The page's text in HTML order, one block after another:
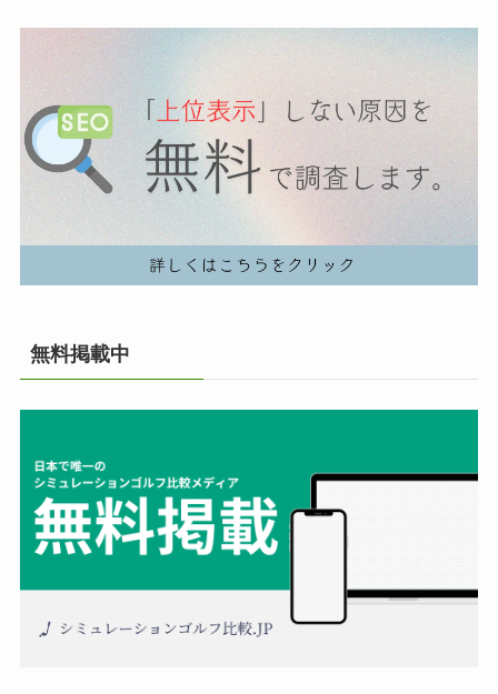
無料掲載中